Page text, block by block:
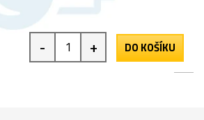
- + DO KOŠÍKU